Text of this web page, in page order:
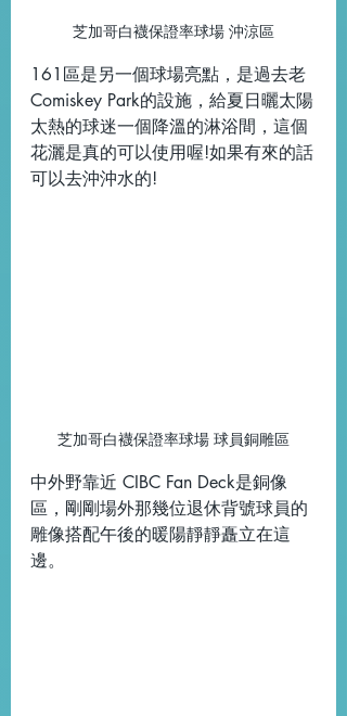
芝加哥白襪保證率球場 沖涼區
161區是另一個球場亮點，是過去老
Comiskey Park的設施，給夏日曬太陽
太熱的球迷一個降溫的淋浴間，這個
花灑是真的可以使用喔!如果有來的話
可以去沖沖水的!
芝加哥白襪保證率球場 球員銅雕區
中外野靠近 CIBC Fan Deck是銅像
區，剛剛場外那幾位退休背號球員的
雕像搭配午後的暖陽靜靜矗立在這
邊。